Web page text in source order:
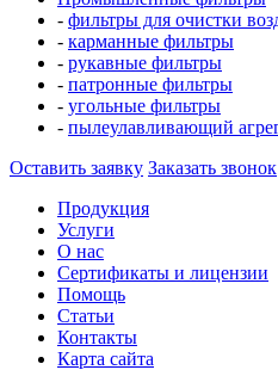
- фильтры для очистки
- карманные фильтры
- рукавные фильтры
- патронные фильтры
- угольные фильтры
- пылеулавливающий
Оставить заявку Заказать звонок
Продукция
Услуги
О нас
Сертификаты и лицензии
Помощь
Статьи
Контакты
Карта сайта